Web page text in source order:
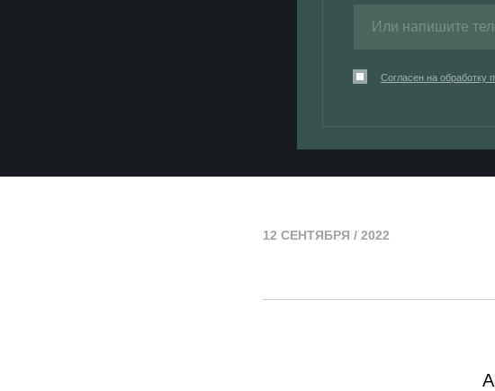
Согласен на обработку
12 СЕНТЯБРЯ / 2022